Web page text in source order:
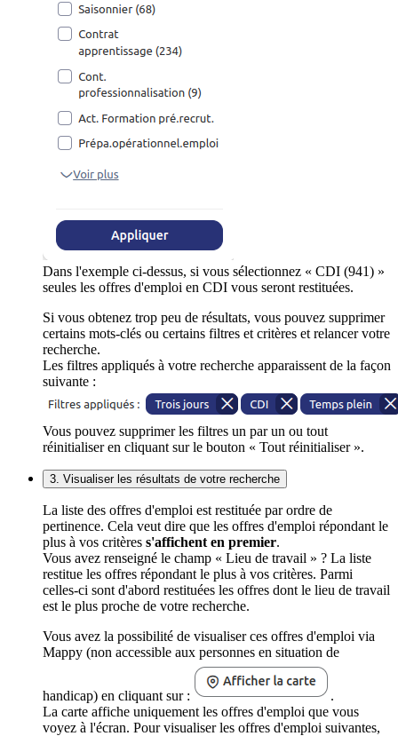
Dans l'exemple ci-dessus, si vous sélectionnez « CDI (941) »
seules les offres d'emploi en CDI vous seront restituées.
Si vous obtenez trop peu de résultats, vous pouvez supprimer
certains mots-clés ou certains filtres et critères et relancer votre
recherche.
Les filtres appliqués à votre recherche apparaissent de la façon
suivante :
Vous pouvez supprimer les filtres un par un ou tout
réinitialiser en cliquant sur le bouton « Tout réinitialiser ».
3. Visualiser les résultats de votre recherche
La liste des offres d'emploi est restituée par ordre de
pertinence. Cela veut dire que les offres d'emploi répondant le
plus à vos critères s'affichent en premier.
Vous avez renseigné le champ « Lieu de travail » ? La liste
restitue les offres répondant le plus à vos critères. Parmi
celles-ci sont d'abord restituées les offres dont le lieu de travail
est le plus proche de votre recherche.
Vous avez la possibilité de visualiser ces offres d'emploi via
Mappy (non accessible aux personnes en situation de
handicap) en cliquant sur :
.
La carte affiche uniquement les offres d'emploi que vous
voyez à l'écran. Pour visualiser les offres d'emploi suivantes,